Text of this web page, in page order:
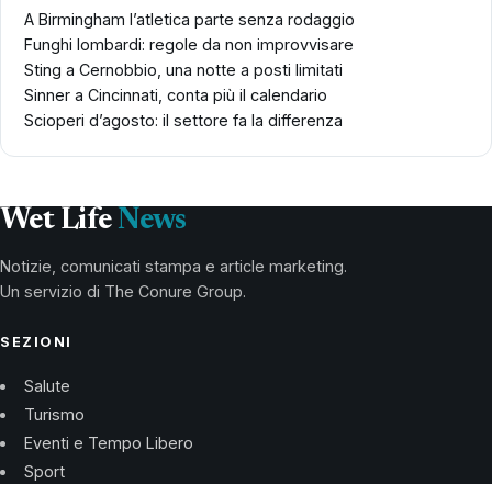
A Birmingham l’atletica parte senza rodaggio
Funghi lombardi: regole da non improvvisare
Sting a Cernobbio, una notte a posti limitati
Sinner a Cincinnati, conta più il calendario
Scioperi d’agosto: il settore fa la differenza
Wet Life News
Notizie, comunicati stampa e article marketing.
Un servizio di The Conure Group.
SEZIONI
Salute
Turismo
Eventi e Tempo Libero
Sport